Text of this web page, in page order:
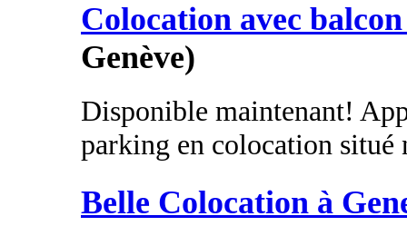
Colocation avec
Genève)
Disponible maintenant!
parking en colocation situé
Belle Colocation à